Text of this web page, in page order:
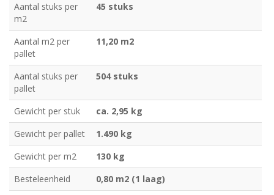
Aantal stuks per
m2
45 stuks
Aantal m2 per
pallet
11,20 m2
Aantal stuks per
pallet
504 stuks
Gewicht per stuk
ca. 2,95 kg
Gewicht per pallet
1.490 kg
Gewicht per m2
130 kg
Besteleenheid
0,80 m2 (1 laag)